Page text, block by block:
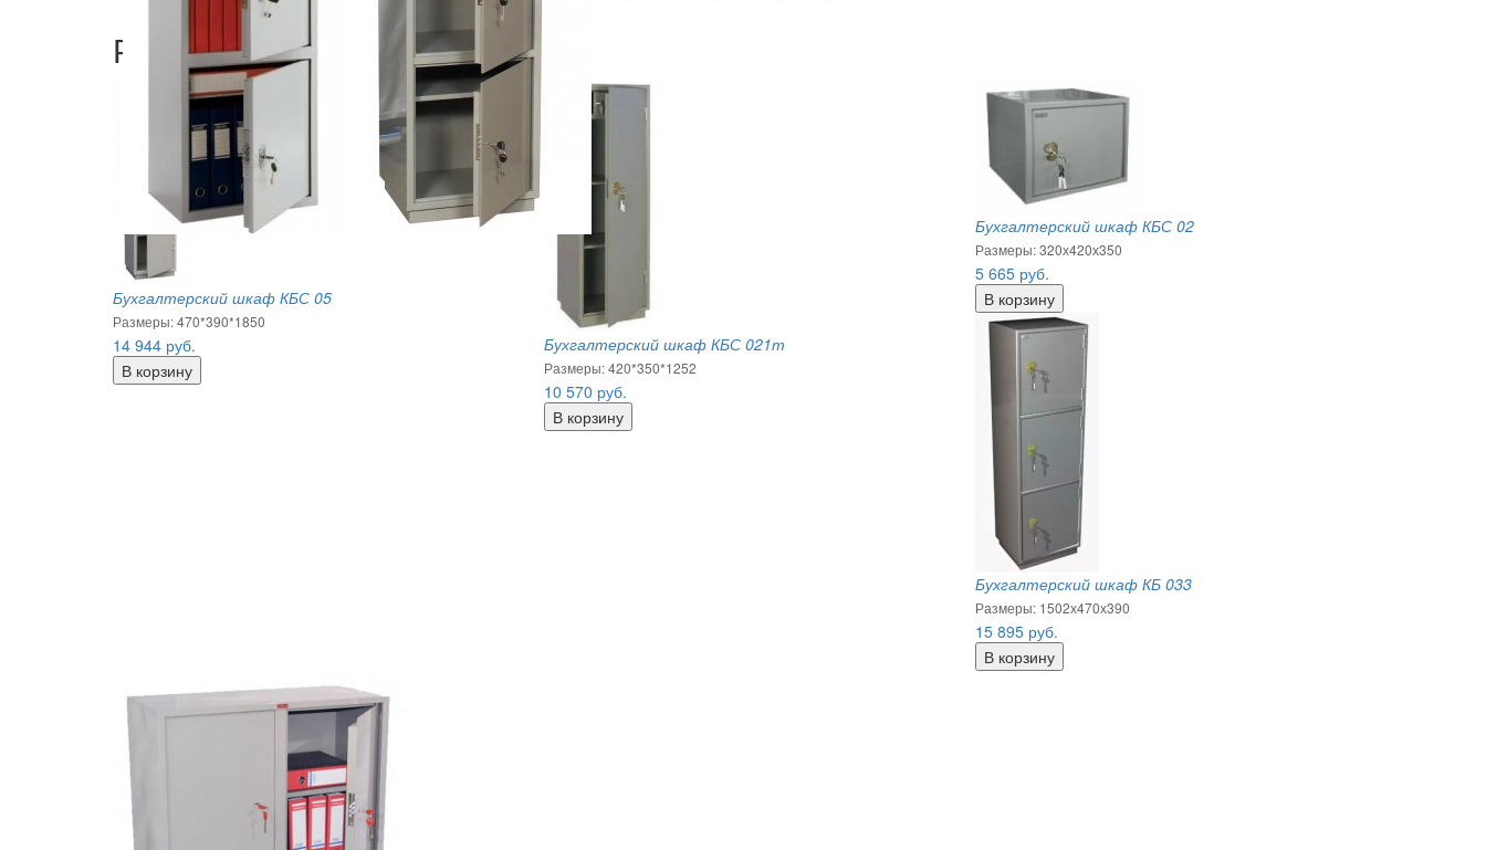
Рекомендуемые товары
Бухгалтерский шкаф КБС 05
Размеры: 470*390*1850
14 944 руб. Бухгалтерский шкаф КБС 021т
Размеры: 420*350*1252
10 570 руб.
Бухгалтерский шкаф КБС 02
Размеры: 320х420х350
5 665 руб.
Бухгалтерский шкаф КБ 033
Размеры: 1502х470х390
15 895 руб.